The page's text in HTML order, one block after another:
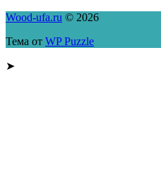
Wood-ufa.ru © 2026
Тема от WP Puzzle
➤